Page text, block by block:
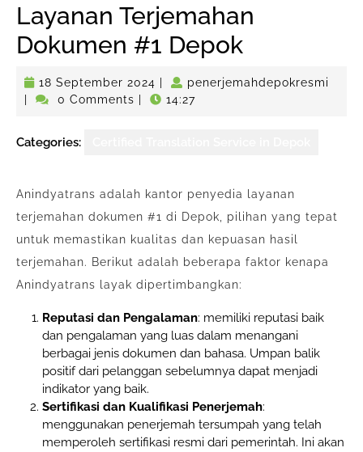
Layanan Terjemahan
Dokumen #1 Depok
18 September 2024 18
September
penerjemahdepokresmi
0 Comments 14:27
Categories:
Anindyatrans adalah kantor penyedia layanan
terjemahan dokumen #1 di Depok, pilihan yang tepat
untuk memastikan kualitas dan kepuasan hasil
terjemahan. Berikut adalah beberapa faktor kenapa
Anindyatrans layak dipertimbangkan:
Reputasi dan Pengalaman: memiliki reputasi baik
dan pengalaman yang luas dalam menangani
berbagai jenis dokumen dan bahasa. Umpan balik
positif dari pelanggan sebelumnya dapat menjadi
indikator yang baik.
Sertifikasi dan Kualifikasi Penerjemah:
menggunakan penerjemah tersumpah yang telah
memperoleh sertifikasi resmi dari pemerintah. Ini akan